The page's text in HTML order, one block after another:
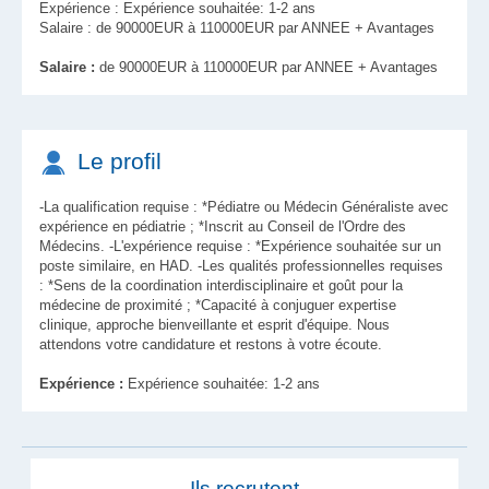
Expérience : Expérience souhaitée: 1-2 ans
Salaire : de 90000EUR à 110000EUR par ANNEE + Avantages
Salaire : de 90000EUR à 110000EUR par ANNEE + Avantages
Le profil
-La qualification requise : *Pédiatre ou Médecin Généraliste avec
expérience en pédiatrie ; *Inscrit au Conseil de l'Ordre des
Médecins. -L'expérience requise : *Expérience souhaitée sur un
poste similaire, en HAD. -Les qualités professionnelles requises
: *Sens de la coordination interdisciplinaire et goût pour la
médecine de proximité ; *Capacité à conjuguer expertise
clinique, approche bienveillante et esprit d'équipe. Nous
attendons votre candidature et restons à votre écoute.
Expérience : Expérience souhaitée: 1-2 ans